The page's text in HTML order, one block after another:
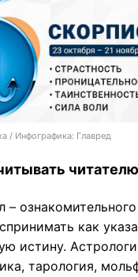
/ Инфографика: Главред
читателю
–
как
истину.
тарология,